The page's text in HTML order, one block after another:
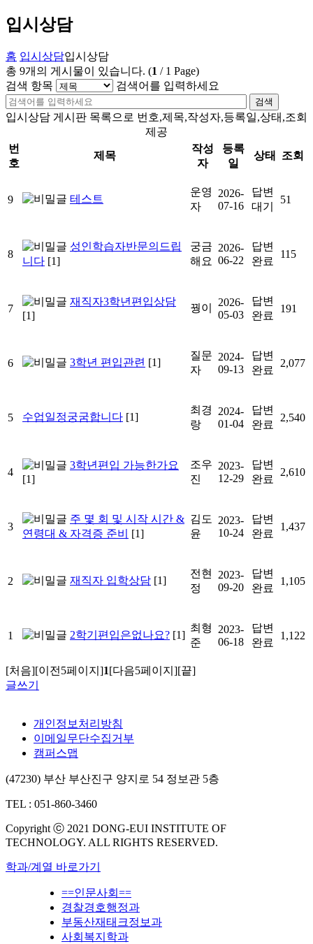
입시상담
홈 입시상담입시상담
총 9개의 게시물이 있습니다. (1 / 1 Page)
검색 항목
검색어를 입력하세요
검색
입시상담 게시판 목록으로 번호,제목,작성자,등록일,상태,조회
제공
번
호
제목
작성
자
등록
일
상태 조회
9 테스트
운영
자
2026-
07-16
답변
대기
51
8
성인학습자반문의드립
니다 [1]
궁금
해요
2026-
06-22
답변
완료
115
7
재직자3학년편입상담
[1]
꿩이
2026-
05-03
답변
완료
191
6 3학년 편입관련 [1]
질문
자
2024-
09-13
답변
완료
2,077
5 수업일정궁굼합니다 [1]
최경
랑
2024-
01-04
답변
완료
2,540
4
3학년편입 가능한가요
[1]
조우
진
2023-
12-29
답변
완료
2,610
3
주 몇 회 및 시작 시간 &
연령대 & 자격증 준비
[1]
김도
윤
2023-
10-24
답변
완료
1,437
2 재직자 입학상담 [1]
전현
정
2023-
09-20
답변
완료
1,105
1 2학기편입은없나요? [1]
최형
준
2023-
06-18
답변
완료
1,122
[처음][이전5페이지]1[다음5페이지][끝]
글쓰기
개인정보처리방침
이메일무단수집거부
캠퍼스맵
(47230) 부산 부산진구 양지로 54 정보관 5층
TEL : 051-860-3460
Copyright ⓒ 2021 DONG-EUI INSTITUTE OF
TECHNOLOGY. ALL RIGHTS RESERVED.
학과/계열 바로가기
==인문사회==
경찰경호행정과
부동산재태크정보과
사회복지학과